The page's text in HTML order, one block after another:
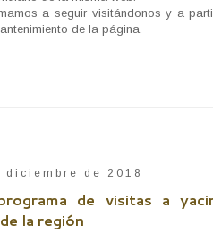
a seguir visitándonos y a
de la página.
diciembre de 2018
de visitas a
la región